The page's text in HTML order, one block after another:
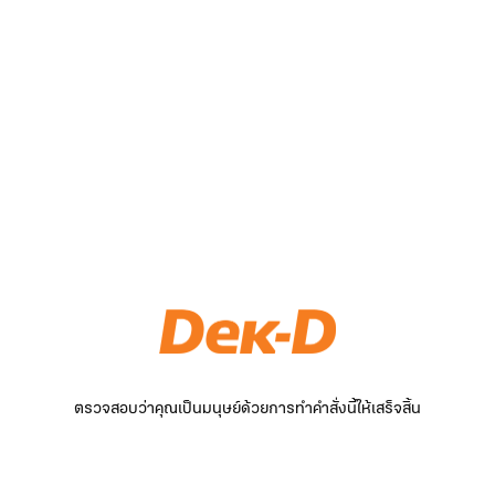
ตรวจสอบว่าคุณเป็นมนุษย์ด้วยการทำคำสั่งนี้ให้เสร็จสิ้น